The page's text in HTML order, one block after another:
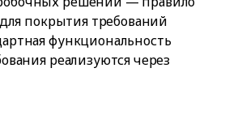
покрытия требований
функциональность
реализуются через